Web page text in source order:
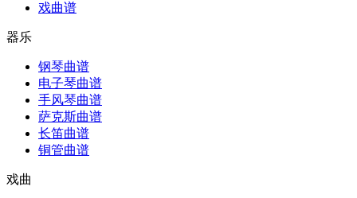
戏曲谱
器乐
钢琴曲谱
电子琴曲谱
手风琴曲谱
萨克斯曲谱
长笛曲谱
铜管曲谱
戏曲